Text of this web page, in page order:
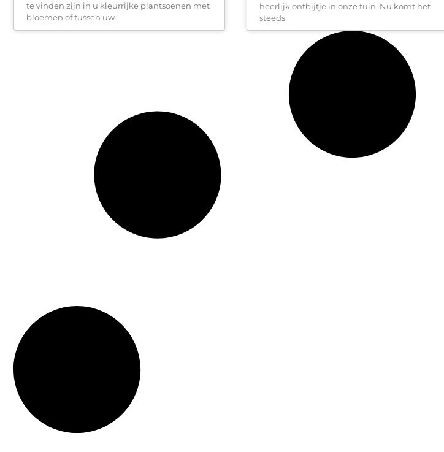
te vinden zijn in u kleurrijke plantsoenen met
bloemen of tussen uw
heerlijk ontbijtje in onze tuin. Nu komt het
steeds